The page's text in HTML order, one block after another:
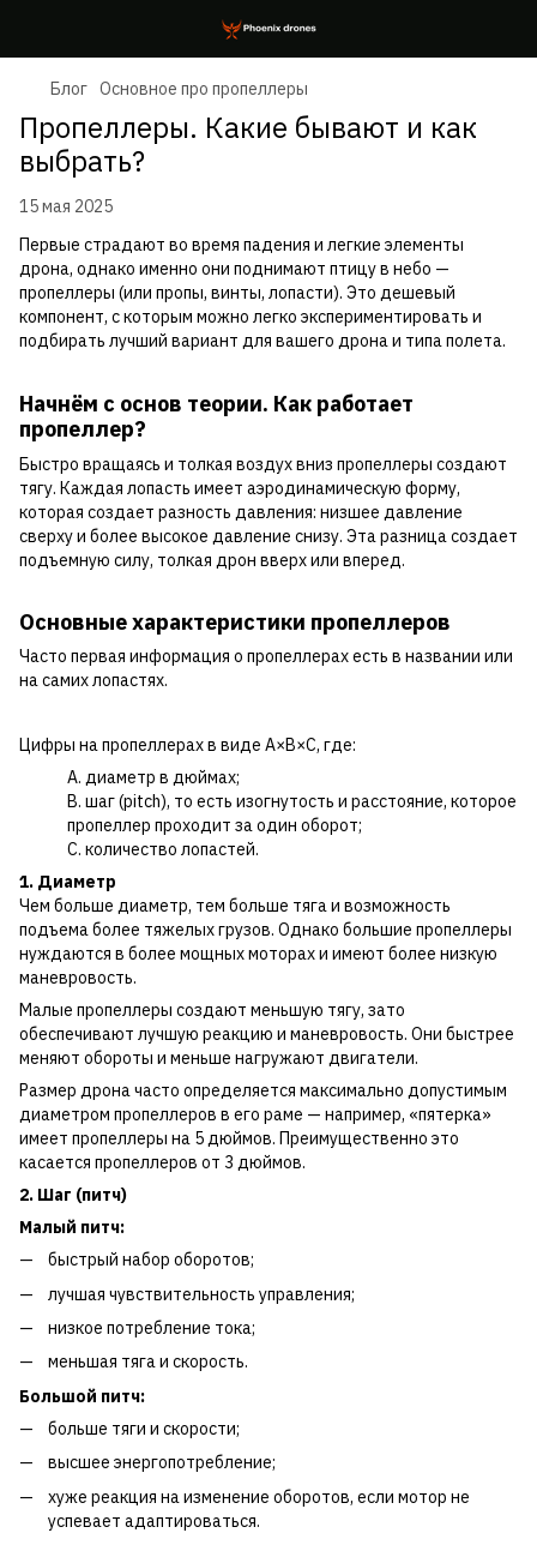
Блог Основное про пропеллеры
Пропеллеры. Какие бывают и как
выбрать?
15 мая 2025
Первые страдают во время падения и легкие элементы
дрона, однако именно они поднимают птицу в небо —
пропеллеры (или пропы, винты, лопасти). Это дешевый
компонент, с которым можно легко экспериментировать и
подбирать лучший вариант для вашего дрона и типа полета.
Начнём с основ теории. Как работает
пропеллер?
Быстро вращаясь и толкая воздух вниз пропеллеры создают
тягу. Каждая лопасть имеет аэродинамическую форму,
которая создает разность давления: низшее давление
сверху и более высокое давление снизу. Эта разница создает
подъемную силу, толкая дрон вверх или вперед.
Основные характеристики пропеллеров
Часто первая информация о пропеллерах есть в названии или
на самих лопастях.
Цифры на пропеллерах в виде A×B×C, где:
А. диаметр в дюймах;
B. шаг (pitch), то есть изогнутость и расстояние, которое
пропеллер проходит за один оборот;
C. количество лопастей.
1. Диаметр
Чем больше диаметр, тем больше тяга и возможность
подъема более тяжелых грузов. Однако большие пропеллеры
нуждаются в более мощных моторах и имеют более низкую
маневровость.
Малые пропеллеры создают меньшую тягу, зато
обеспечивают лучшую реакцию и маневровость. Они быстрее
меняют обороты и меньше нагружают двигатели.
Размер дрона часто определяется максимально допустимым
диаметром пропеллеров в его раме — например, «пятерка»
имеет пропеллеры на 5 дюймов. Преимущественно это
касается пропеллеров от 3 дюймов.
2. Шаг (питч)
Малый питч:
быстрый набор оборотов;
лучшая чувствительность управления;
низкое потребление тока;
меньшая тяга и скорость.
Большой питч:
больше тяги и скорости;
высшее энергопотребление;
хуже реакция на изменение оборотов, если мотор не
успевает адаптироваться.